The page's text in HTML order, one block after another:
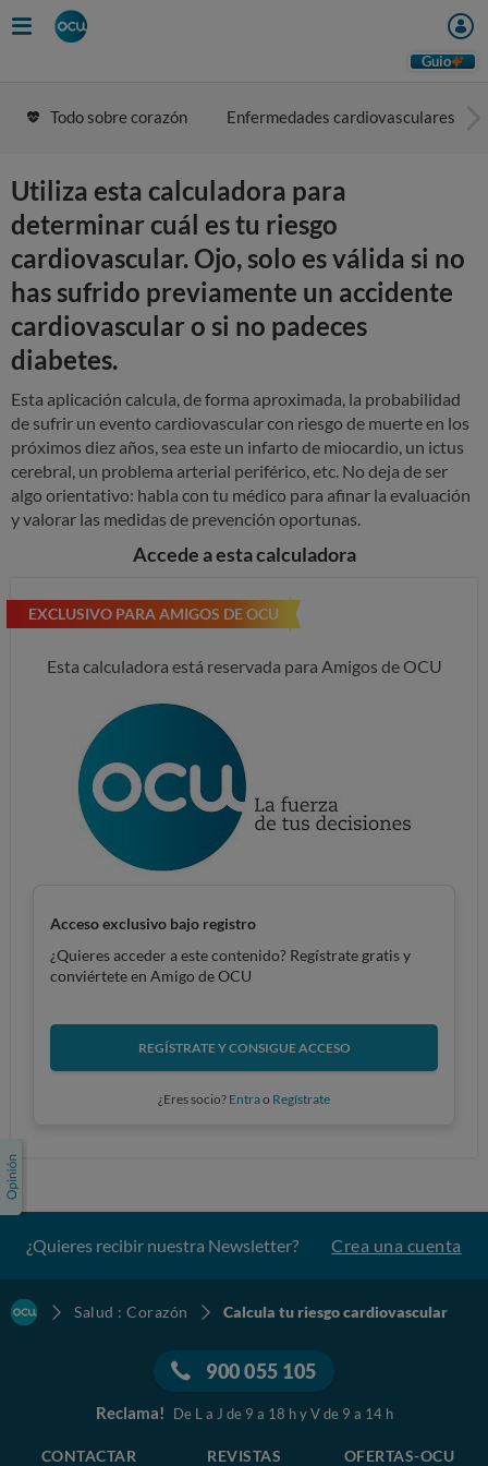
to
Guio
Todo sobre corazón Enfermedades cardiovasculares
Utiliza esta calculadora para
determinar cuál es tu riesgo
cardiovascular. Ojo, solo es válida si no
has sufrido previamente un accidente
cardiovascular o si no padeces
diabetes.
Esta aplicación calcula, de forma aproximada, la probabilidad
de sufrir un evento cardiovascular con riesgo de muerte en los
próximos diez años, sea este un infarto de miocardio, un ictus
cerebral, un problema arterial periférico, etc. No deja de ser
algo orientativo: habla con tu médico para afinar la evaluación
y valorar las medidas de prevención oportunas.
Accede a esta calculadora
EXCLUSIVO PARA AMIGOS DE OCU
Esta calculadora está reservada para Amigos de OCU
Acceso exclusivo bajo registro
¿Quieres acceder a este contenido? Regístrate gratis y
conviértete en Amigo de OCU
REGÍSTRATE Y CONSIGUE ACCESO
¿Eres socio? Entrao Regístrate
¿Quieres recibir nuestra Newsletter? Crea una cuenta
Salud : Corazón Calcula tu riesgo cardiovascular
900 055 105
Reclama! De L a J de 9 a 18 h y V de 9 a 14 h
CONTACTAR REVISTAS OFERTAS-OCU